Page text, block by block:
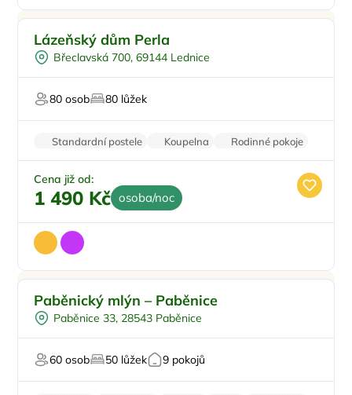
Vnitřní bazén
Vířivka
Plná penze
Pro hosty s omezením
Lázeňský dům Perla
Břeclavská 700, 69144 Lednice
80 osob 80 lůžek
Standardní postele Koupelna
Rodinné pokoje
Balkon/terasa
Klimatizace
Cena již od:
1 490 Kč osoba/noc
U vody
Worshopy/školení
Pro svatby a oslavy
Paběnický mlýn – Paběnice
Paběnice 33, 28543 Paběnice
60 osob 50 lůžek 9 pokojů